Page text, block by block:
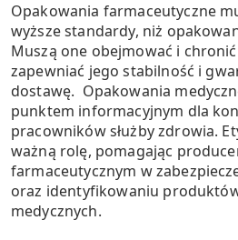
Opakowania farmaceutyczne
wyższe standardy, niż
Muszą one obejmować i
zapewniać jego stabilność i
dostawę. Opakowania
punktem informacyjnym dla
pracowników służby zdrowia.
ważną rolę, pomagając
farmaceutycznym w
oraz identyfikowaniu
medycznych.